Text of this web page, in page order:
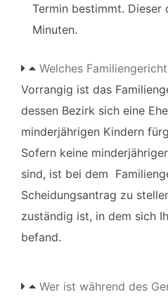
Termin bestimmt. Dieser
Minuten.
Welches
Vorrangig ist das
dessen Bezirk sich eine
minderjährigen Kindern
Sofern keine
sind, ist bei dem
Scheidungsantrag zu
zuständig ist, in dem sich
befand.
Wer ist während des